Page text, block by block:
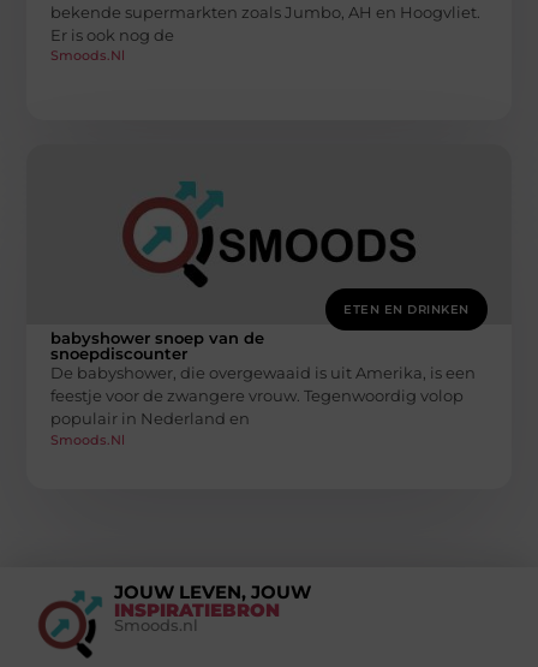
bekende supermarkten zoals Jumbo, AH en Hoogvliet.
Er is ook nog de
Smoods.nl
ETEN EN DRINKEN
babyshower snoep van de
snoepdiscounter
De babyshower, die overgewaaid is uit Amerika, is een
feestje voor de zwangere vrouw. Tegenwoordig volop
populair in Nederland en
Smoods.nl
JOUW LEVEN, JOUW
INSPIRATIEBRON
Smoods.nl